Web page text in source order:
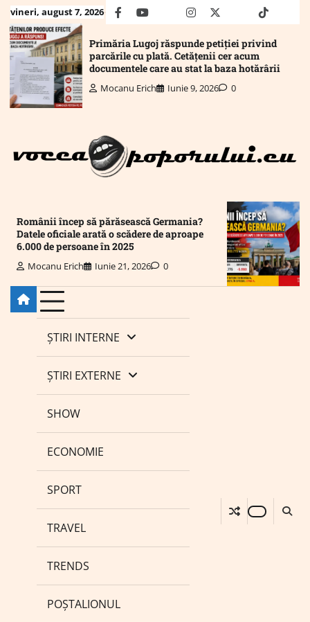
Skip
to
content
vineri, august 7, 2026 facebookyoutubeMailinstagram
twitter truthtiktok
Primăria Lugoj răspunde petiției privind
parcările cu plată. Cetățenii cer acum
documentele care au stat la baza hotărârii
Mocanu Erich Iunie 9, 2026 0
Românii încep să părăsească Germania?
Datele oficiale arată o scădere de aproape
6.000 de persoane în 2025
Mocanu Erich Iunie 21, 2026 0
ȘTIRI INTERNE
ȘTIRI EXTERNE
SHOW
ECONOMIE
SPORT
TRAVEL
TRENDS
POȘTALIONUL